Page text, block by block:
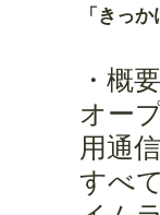
「きっ
・概要
オー
用通
すべ